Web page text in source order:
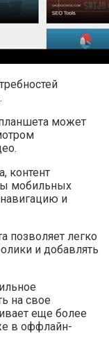
может
контент
мобильных
и
позволяет легко
и добавлять
на свое
еще более
в оффлайн-